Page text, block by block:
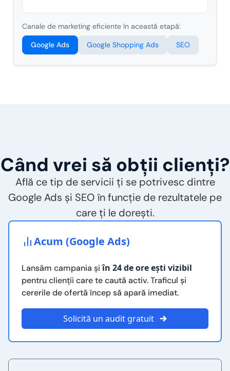
Canale de marketing eficiente în această etapă:
Google Ads
Google Shopping Ads SEO
Când vrei să obții clienți?
Află ce tip de servicii ți se potrivesc dintre
Google Ads și SEO în funcție de rezultatele pe
care ți le dorești.
Acum (Google Ads)
Lansăm campania șiîn 24 de ore ești vizibil
pentru clienții care te caută activ. Traficul și
cererile de ofertă încep să apară imediat.
Solicită un audit gratuit